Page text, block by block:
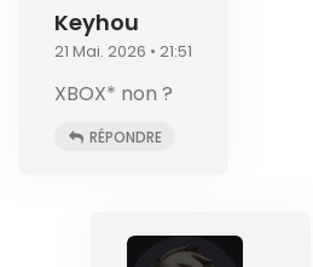
Keyhou
21 Mai. 2026 • 21:51
XBOX* non ?
RÉPONDRE